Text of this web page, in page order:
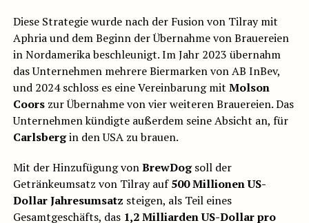
Diese Strategie wurde nach der Fusion von Tilray mit
Aphria und dem Beginn der Übernahme von Brauereien
in Nordamerika beschleunigt. Im Jahr 2023 übernahm
das Unternehmen mehrere Biermarken von AB InBev,
und 2024 schloss es eine Vereinbarung mit Molson
Coorszur Übernahme von vier weiteren Brauereien. Das
Unternehmen kündigte außerdem seine Absicht an, für
Carlsbergin den USA zu brauen.
Mit der Hinzufügung vonBrewDogsoll der
Getränkeumsatz von Tilray auf500 Millionen US-
Dollar Jahresumsatz steigen, als Teil eines
Gesamtgeschäfts, das 1,2 Milliarden US-Dollar pro